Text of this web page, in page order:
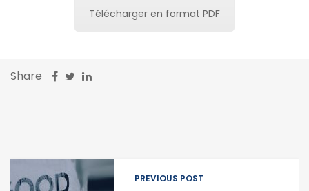
Télécharger en format PDF
Share
PREVIOUS POST